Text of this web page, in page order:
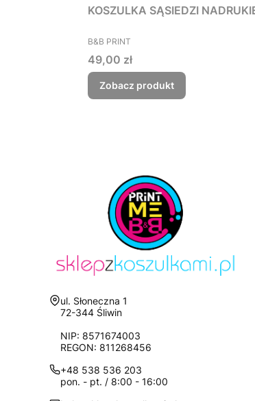
KOSZULKA SĄSIEDZI
PRODUCENT
B&B PRINT
Cena
49,00 zł
Zobacz produkt
Adres:
ul. Słoneczna 1
72-344 Śliwin
NIP: 8571674003
REGON: 811268456
+48 538 536 203
pon. - pt. / 8:00 - 16:00